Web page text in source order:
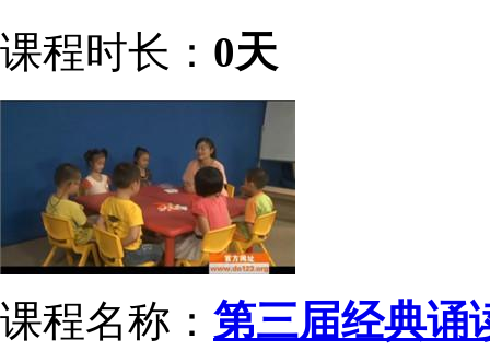
课程时长： 0天
课程名称： 第三届经典诵